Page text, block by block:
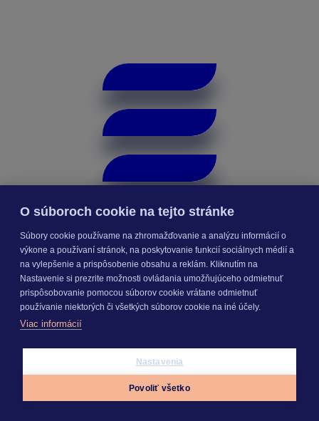
Online Cenníková databáza
O súboroch cookie na tejto stránke
Súbory cookie používame na zhromažďovanie a analýzu informácií o
výkone a používaní stránok, na poskytovanie funkcií sociálnych médií a
na vylepšenie a prispôsobenie obsahu a reklám. Kliknutím na
Nastavenie si prezrite možnosti ovládania umožňujúceho odmietnuť
prispôsobovanie pomocou súborov cookie vrátane odmietnuť
používanie niektorých či všetkých súborov cookie na iné účely.
Viac informácií
Nastavenia
Povoliť všetko